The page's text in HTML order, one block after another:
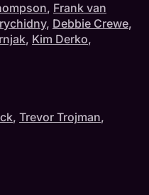
, Frank van
, Debbie Crewe,
, Kim Derko,
, Trevor Trojman,